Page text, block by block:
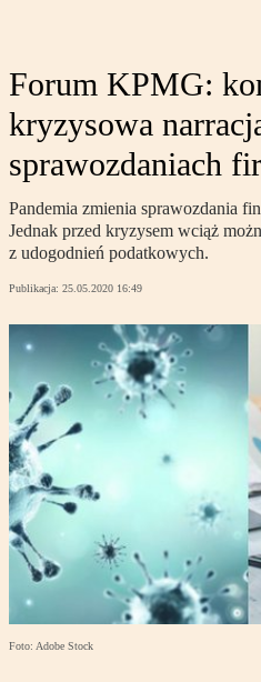
Forum KPMG:
kryzysowa
sprawozdaniach
Pandemia zmienia sprawozdania
Jednak przed kryzysem wciąż
z udogodnień podatkowych.
Publikacja: 25.05.2020 16:49
Foto: Adobe Stock